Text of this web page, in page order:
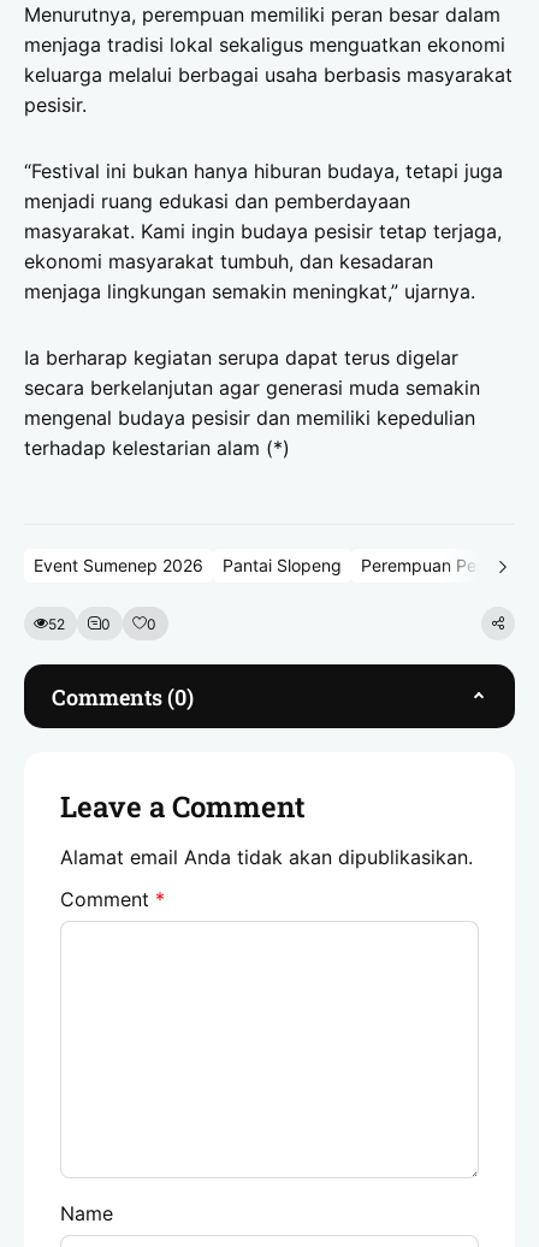
Menurutnya, perempuan memiliki peran besar dalam
menjaga tradisi lokal sekaligus menguatkan ekonomi
keluarga melalui berbagai usaha berbasis masyarakat
pesisir.
“Festival ini bukan hanya hiburan budaya, tetapi juga
menjadi ruang edukasi dan pemberdayaan
masyarakat. Kami ingin budaya pesisir tetap terjaga,
ekonomi masyarakat tumbuh, dan kesadaran
menjaga lingkungan semakin meningkat,” ujarnya.
Ia berharap kegiatan serupa dapat terus digelar
secara berkelanjutan agar generasi muda semakin
mengenal budaya pesisir dan memiliki kepedulian
terhadap kelestarian alam (*)
Event Sumenep 2026 Pantai Slopeng Perempuan Pesisir
52 0 0
Comments (0)
Leave a Comment
Alamat email Anda tidak akan dipublikasikan.
Comment *
Name